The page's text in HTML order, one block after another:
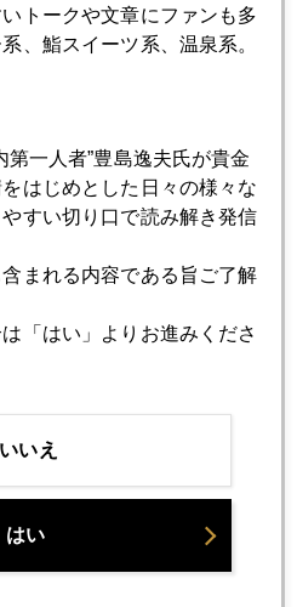
委員会)登録のファンドが四半期
・開示するのだが（通称１３
、相次いで発表された。
末と変わりなし。金売却中断
仙台でセミナー開催↓
010038/index.html#spot01
2012年
4月 5月 6月
12月
トークや文章にファンも多
、鮨スイーツ系、温泉系。
第一人者”豊島逸夫氏が貴金
はじめとした日々の様々な
すい切り口で読み解き発信
まれる内容である旨ご了解
「はい」よりお進みくださ
いいえ
はい